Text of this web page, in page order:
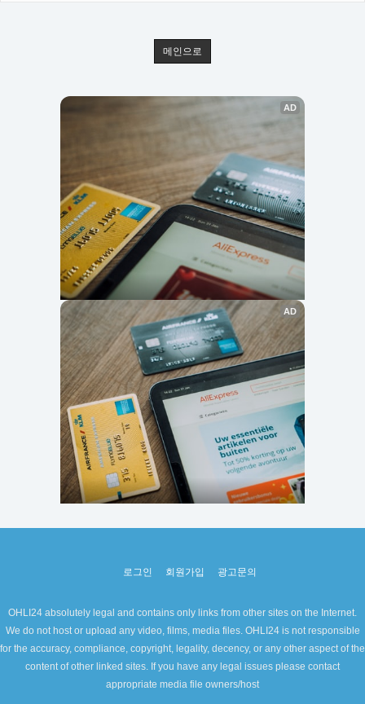
메인으로
로그인 회원가입 광고문의
OHLI24 absolutely legal and contains only links from other sites on the Internet.
We do not host or upload any video, films, media files. OHLI24 is not responsible
for the accuracy, compliance, copyright, legality, decency, or any other aspect of the
content of other linked sites. If you have any legal issues please contact
appropriate media file owners/host